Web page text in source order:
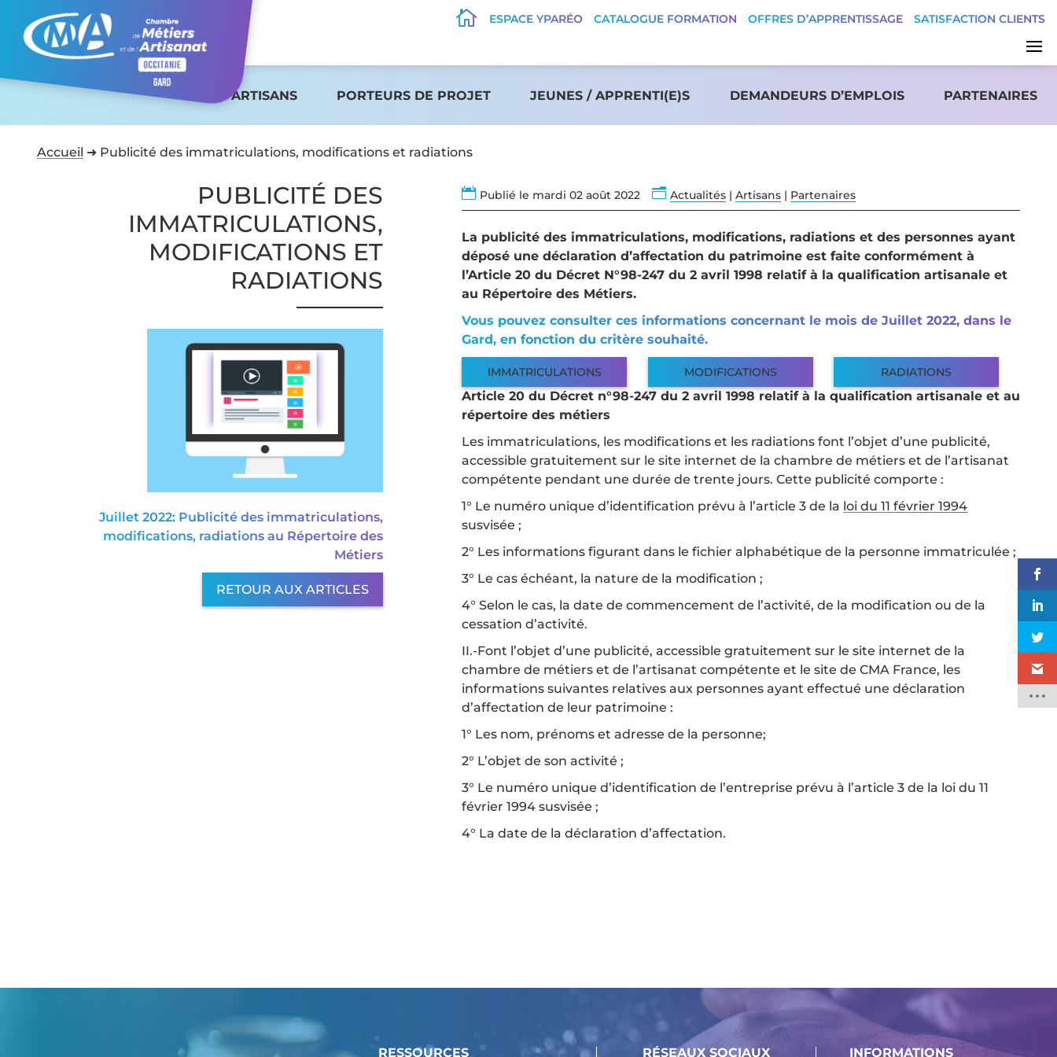
 ESPACE YPARÉO CATALOGUE FORMATION OFFRES D’APPRENTISSAGE SATISFACTION CLIENTS
ARTISANS PORTEURS DE PROJET JEUNES / APPRENTI(E)S DEMANDEURS D’EMPLOIS PARTENAIRES
Accueil ➜ Publicité des immatriculations, modifications et radiations
PUBLICITÉ DES
IMMATRICULATIONS,
MODIFICATIONS ET
RADIATIONS
Juillet 2022: Publicité des immatriculations,
modifications, radiations au Répertoire des
Métiers
RETOUR AUX ARTICLES
 Publié le mardi 02 août 2022 n Actualités | Artisans | Partenaires
La publicité des immatriculations, modifications, radiations et des personnes ayant
déposé une déclaration d’affectation du patrimoine est faite conformément à
l’Article 20 du Décret N°98-247 du 2 avril 1998 relatif à la qualification artisanale et
au Répertoire des Métiers.
Vous pouvez consulter ces informations concernant le mois de Juillet 2022, dans le
Gard, en fonction du critère souhaité.
IMMATRICULATIONS MODIFICATIONS RADIATIONS
Article 20 du Décret n°98-247 du 2 avril 1998 relatif à la qualification artisanale et au
répertoire des métiers
Les immatriculations, les modifications et les radiations font l’objet d’une publicité,
accessible gratuitement sur le site internet de la chambre de métiers et de l’artisanat
compétente pendant une durée de trente jours. Cette publicité comporte :
1° Le numéro unique d’identification prévu à l’article 3 de la loi du 11 février 1994
susvisée ;
2° Les informations figurant dans le fichier alphabétique de la personne immatriculée ;
3° Le cas échéant, la nature de la modification ;
4° Selon le cas, la date de commencement de l’activité, de la modification ou de la
cessation d’activité.
II.-Font l’objet d’une publicité, accessible gratuitement sur le site internet de la
chambre de métiers et de l’artisanat compétente et le site de CMA France, les
informations suivantes relatives aux personnes ayant effectué une déclaration
d’affectation de leur patrimoine :
1° Les nom, prénoms et adresse de la personne;
2° L’objet de son activité ;
3° Le numéro unique d’identification de l’entreprise prévu à l’article 3 de la loi du 11
février 1994 susvisée ;
4° La date de la déclaration d’affectation.
RESSOURCES RÉSEAUX SOCIAUX INFORMATIONS